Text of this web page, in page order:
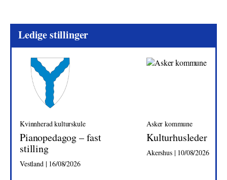
Ledige stillinger
Kvinnherad kulturskule
Pianopedagog – fast
stilling
Vestland | 16/08/2026
Asker kommune
Kulturhusleder
Akershus | 10/08/2026